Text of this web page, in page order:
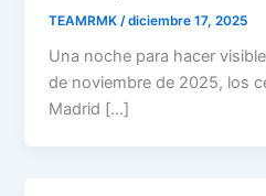
TEAMRMK /diciembre 17, 2025
Una noche para hacer
de noviembre de 2025, los
Madrid […]